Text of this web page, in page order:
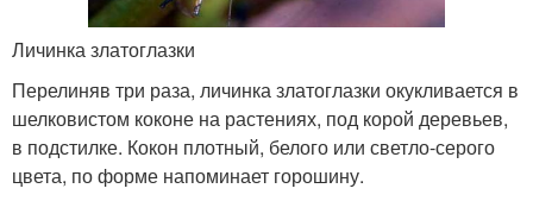
Личинка златоглазки
Перелиняв три раза, личинка златоглазки окукливается в
шелковистом коконе на растениях, под корой деревьев,
в подстилке. Кокон плотный, белого или светло-серого
цвета, по форме напоминает горошину.